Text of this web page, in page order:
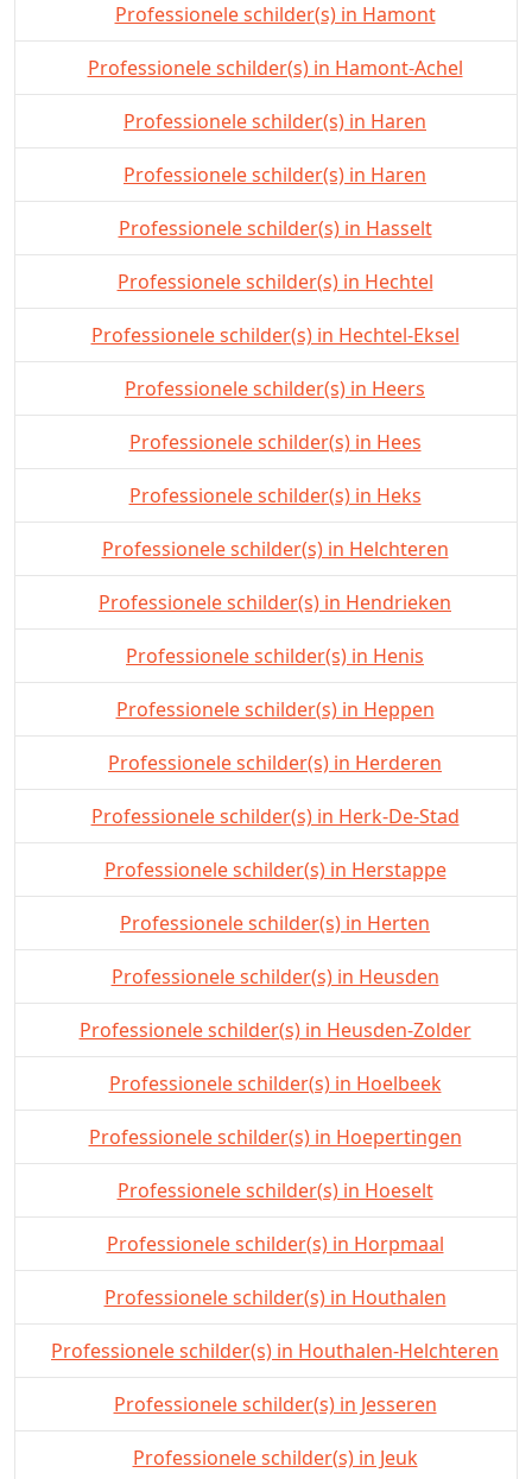
Professionele schilder(s) in Hamont
Professionele schilder(s) in Hamont-Achel
Professionele schilder(s) in Haren
Professionele schilder(s) in Haren
Professionele schilder(s) in Hasselt
Professionele schilder(s) in Hechtel
Professionele schilder(s) in Hechtel-Eksel
Professionele schilder(s) in Heers
Professionele schilder(s) in Hees
Professionele schilder(s) in Heks
Professionele schilder(s) in Helchteren
Professionele schilder(s) in Hendrieken
Professionele schilder(s) in Henis
Professionele schilder(s) in Heppen
Professionele schilder(s) in Herderen
Professionele schilder(s) in Herk-De-Stad
Professionele schilder(s) in Herstappe
Professionele schilder(s) in Herten
Professionele schilder(s) in Heusden
Professionele schilder(s) in Heusden-Zolder
Professionele schilder(s) in Hoelbeek
Professionele schilder(s) in Hoepertingen
Professionele schilder(s) in Hoeselt
Professionele schilder(s) in Horpmaal
Professionele schilder(s) in Houthalen
Professionele schilder(s) in Houthalen-Helchteren
Professionele schilder(s) in Jesseren
Professionele schilder(s) in Jeuk